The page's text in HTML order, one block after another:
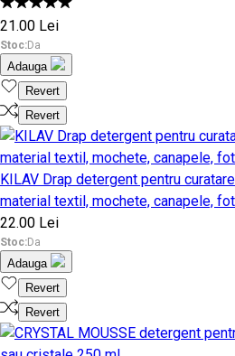
21.00 Lei
Stoc:Da
Adauga
Revert
Revert
KILAV Drap detergent pentru
material textil, mochete, canapele,
22.00 Lei
Stoc:Da
Adauga
Revert
Revert